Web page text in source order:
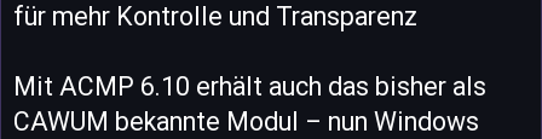
für mehr Kontrolle und Transparenz
Mit ACMP 6.10 erhält auch das bisher als
CAWUM bekannte Modul – nun Windows